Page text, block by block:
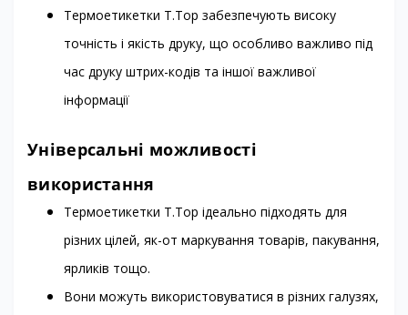
Термоетикетки T.Top забезпечують високу
точність і якість друку, що особливо важливо під
час друку штрих-кодів та іншої важливої
інформації
Універсальні можливості
використання
Термоетикетки T.Top ідеально підходять для
різних цілей, як-от маркування товарів, пакування,
ярликів тощо.
Вони можуть використовуватися в різних галузях,